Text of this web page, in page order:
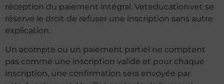
réception du paiement intégral. Veteducation.vet se
réserve le droit de refuser une inscription sans autre
explication.
Un acompte ou un paiement partiel ne comptent
pas comme une inscription valide et pour chaque
inscription, une confirmation sera envoyée par